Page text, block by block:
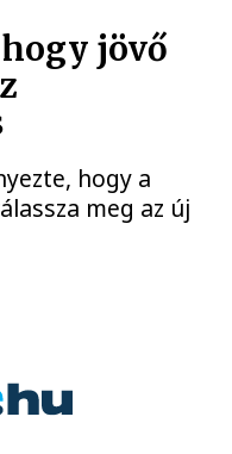
jövő
hogy a
meg az új